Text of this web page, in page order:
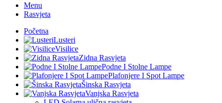
Menu
Rasvjeta
Početna
Lusteri
Visilice
Zidna Rasvjeta
Podne I Stolne Lampe
Plafonjere I Spot Lampe
Šinska Rasvjeta
Vanjska Rasvjeta